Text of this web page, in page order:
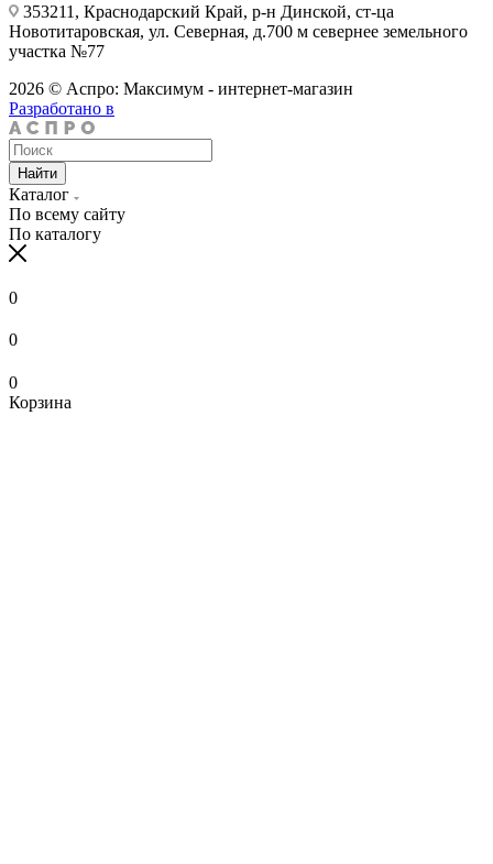
353211, Краснодарский Край, р-н Динской, ст-ца
Новотитаровская, ул. Северная, д.700 м севернее земельного
участка №77
2026 © Аспро: Максимум - интернет-магазин
Разработано в
Найти
Каталог
По всему сайту
По каталогу
0
0
0
Корзина